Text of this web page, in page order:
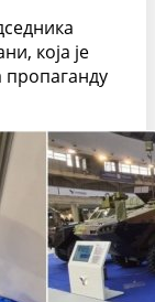
која је
пропаганду